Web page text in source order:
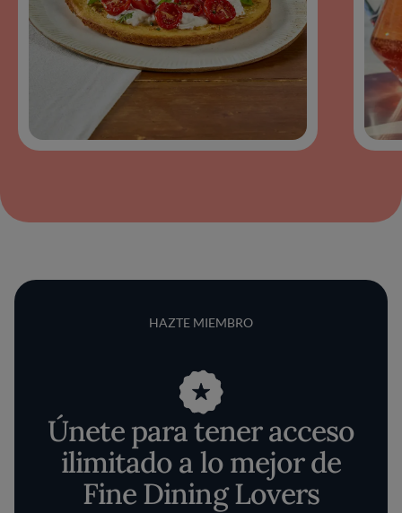
HAZTE MIEMBRO
Únete para tener acceso
ilimitado a lo mejor de
Fine Dining Lovers